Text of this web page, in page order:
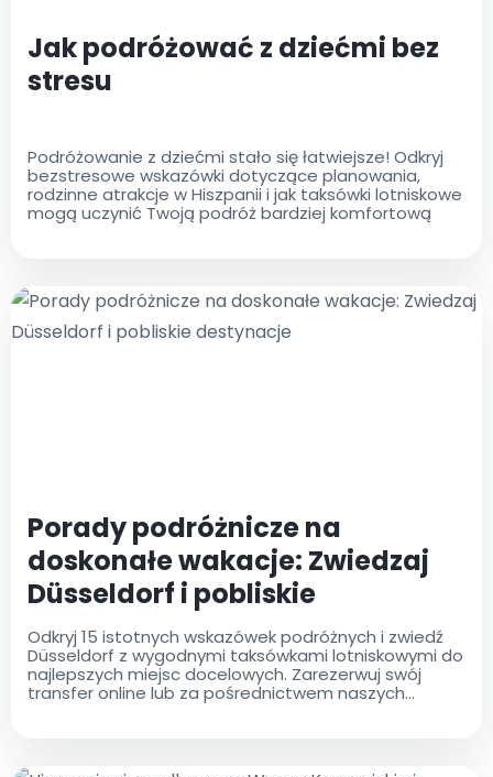
Jak podróżować z dziećmi bez
stresu
Podróżowanie z dziećmi stało się łatwiejsze! Odkryj
bezstresowe wskazówki dotyczące planowania,
rodzinne atrakcje w Hiszpanii i jak taksówki lotniskowe
mogą uczynić Twoją podróż bardziej komfortową
Porady podróżnicze na
doskonałe wakacje: Zwiedzaj
Düsseldorf i pobliskie
destynacje
Odkryj 15 istotnych wskazówek podróżnych i zwiedź
Düsseldorf z wygodnymi taksówkami lotniskowymi do
najlepszych miejsc docelowych. Zarezerwuj swój
transfer online lub za pośrednictwem naszych